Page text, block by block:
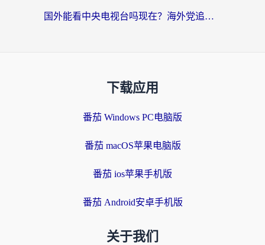
国外能看中央电视台吗现在？海外党追剧看央视的实用指南
下载应用
番茄 Windows PC电脑版
番茄 macOS苹果电脑版
番茄 ios苹果手机版
番茄 Android安卓手机版
关于我们